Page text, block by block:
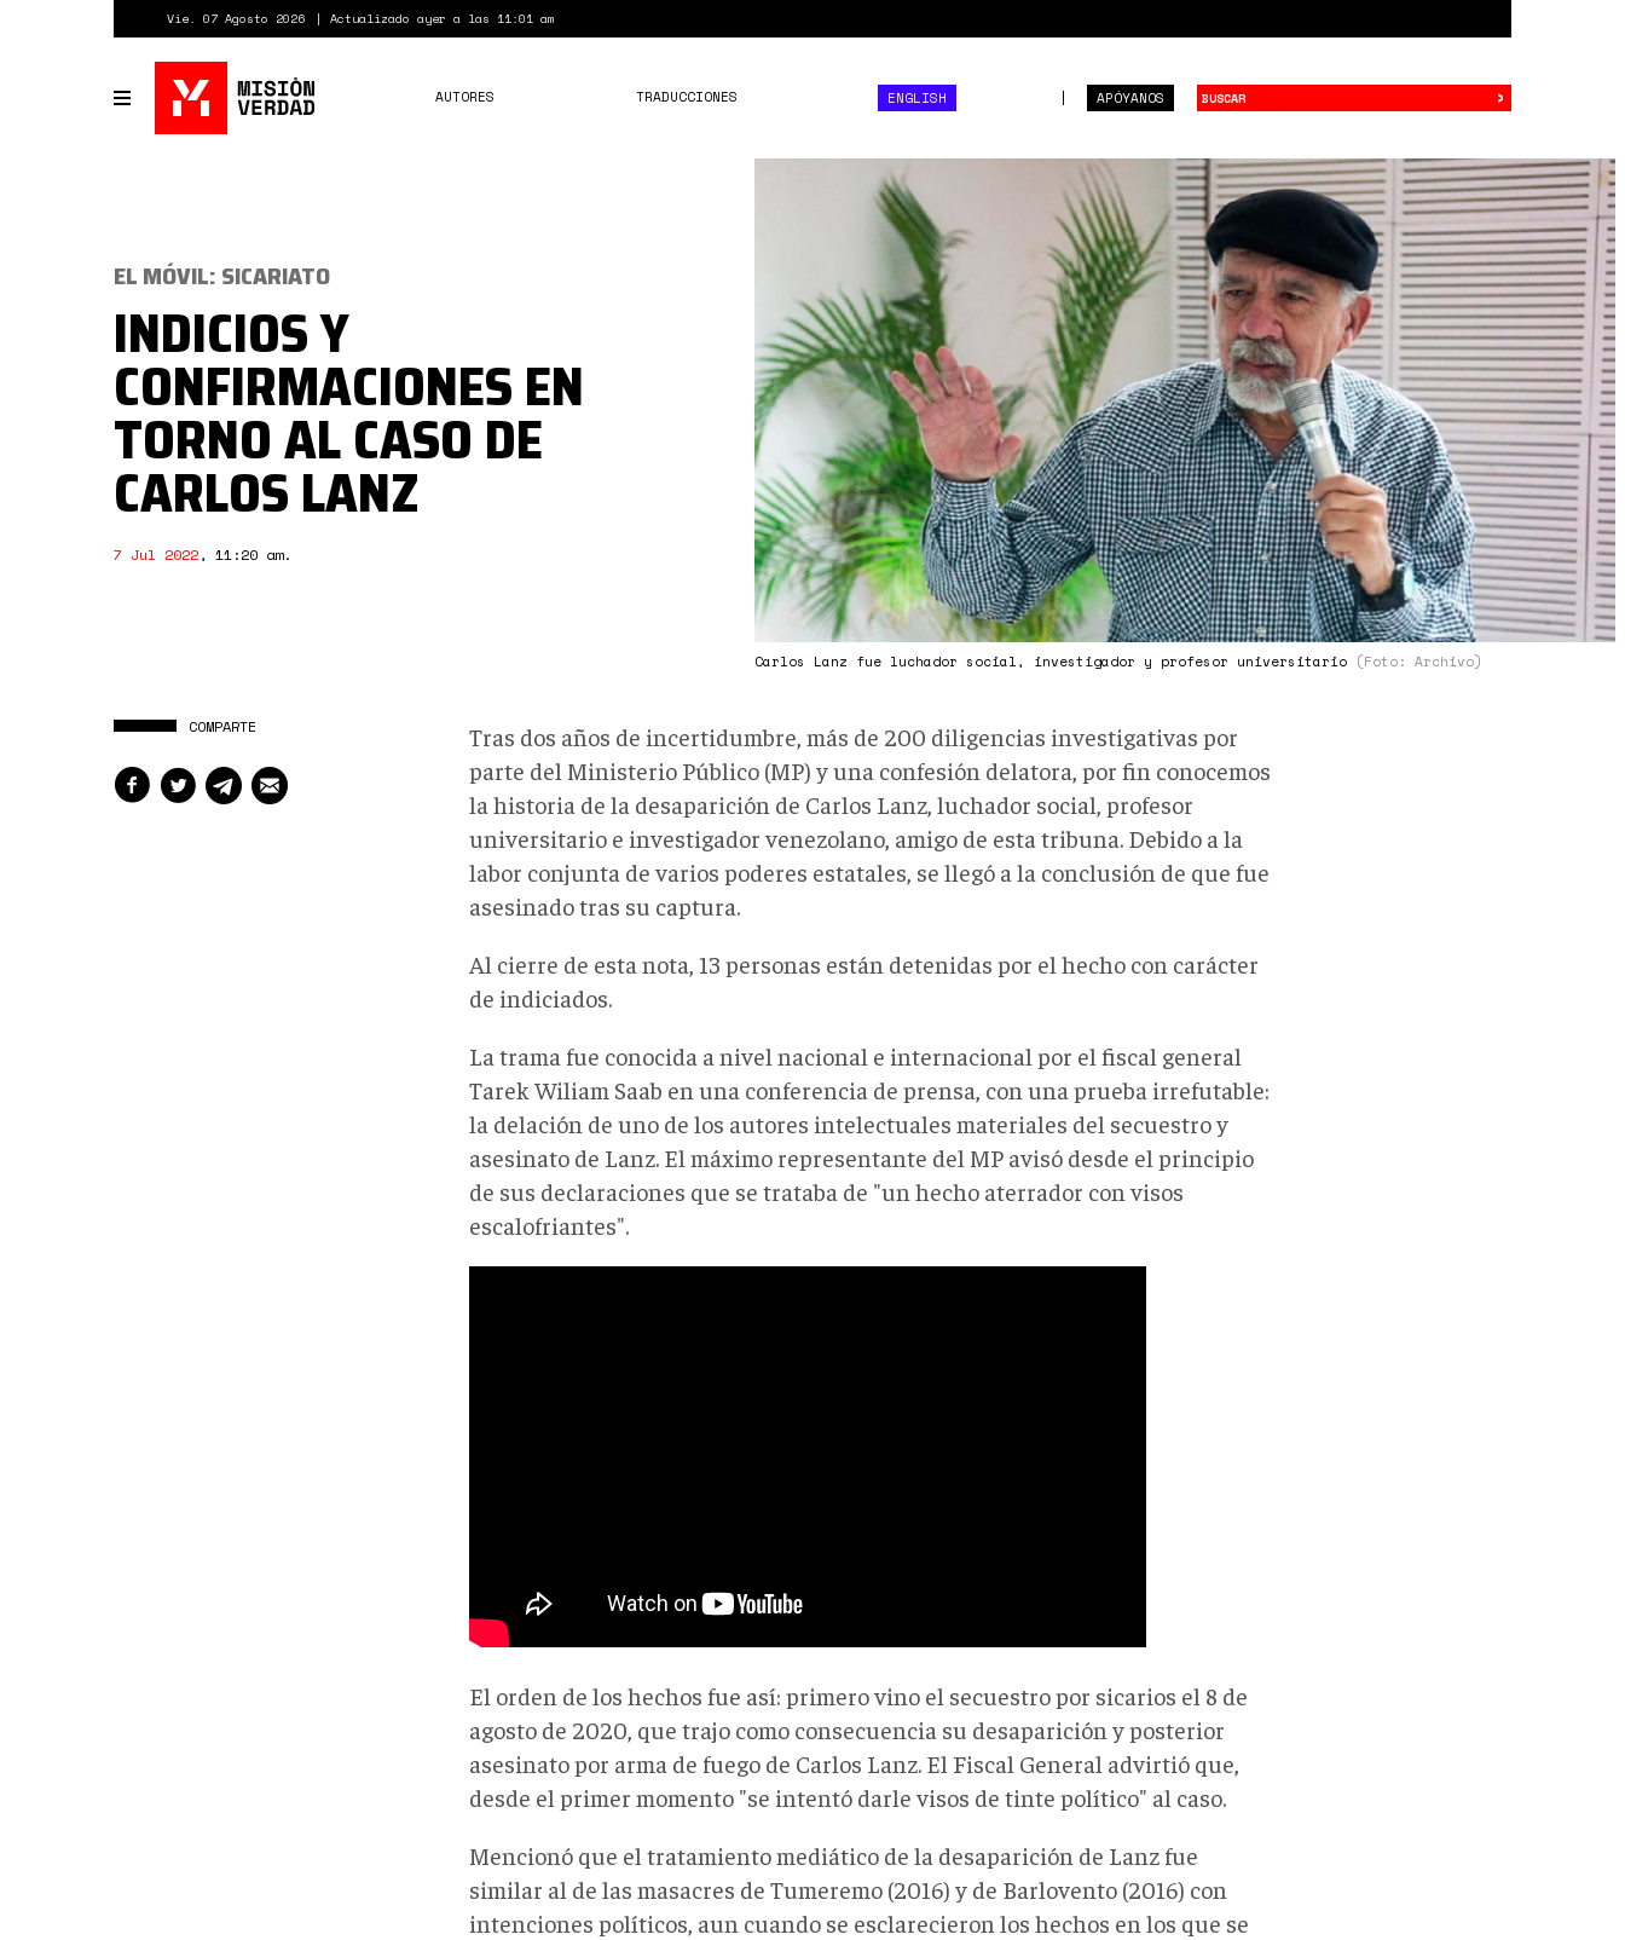
Vie. 07 Agosto 2026 Actualizado ayer a las 11:01 am
Toggle
navigation
APÓYANOS
AUTORES TRADUCCIONES ENGLISH ›
Carlos Lanz fue luchador social, investigador y profesor universitario (Foto: Archivo)
EL MÓVIL: SICARIATO
INDICIOS Y
CONFIRMACIONES EN
TORNO AL CASO DE
CARLOS LANZ
7 Jul 2022, 11:20 am.
COMPARTE
Tras dos años de incertidumbre, más de 200 diligencias investigativas por
parte del Ministerio Público (MP) y una confesión delatora, por fin conocemos
la historia de la desaparición de Carlos Lanz, luchador social, profesor
universitario e investigador venezolano, amigo de esta tribuna. Debido a la
labor conjunta de varios poderes estatales, se llegó a la conclusión de que fue
asesinado tras su captura.
Al cierre de esta nota, 13 personas están detenidas por el hecho con carácter
de indiciados.
La trama fue conocida a nivel nacional e internacional por el fiscal general
Tarek Wiliam Saab en una conferencia de prensa, con una prueba irrefutable:
la delación de uno de los autores intelectuales materiales del secuestro y
asesinato de Lanz. El máximo representante del MP avisó desde el principio
de sus declaraciones que se trataba de "un hecho aterrador con visos
escalofriantes".
El orden de los hechos fue así: primero vino el secuestro por sicarios el 8 de
agosto de 2020, que trajo como consecuencia su desaparición y posterior
asesinato por arma de fuego de Carlos Lanz. El Fiscal General advirtió que,
desde el primer momento "se intentó darle visos de tinte político" al caso.
Mencionó que el tratamiento mediático de la desaparición de Lanz fue
similar al de las masacres de Tumeremo (2016) y de Barlovento (2016) con
intenciones políticos, aun cuando se esclarecieron los hechos en los que se